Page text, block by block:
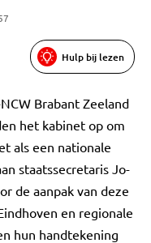
Hulp bij lezen
Brabant Zeeland
het kabinet op om
als een nationale
staatssecretaris Jo-
de aanpak van deze
en regionale
hun handtekening